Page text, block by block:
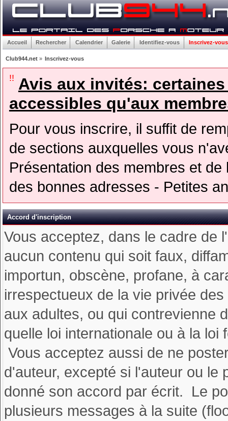
Accueil Rechercher Calendrier Galerie Identifiez-vous Inscrivez-vous
Club944.net» Inscrivez-vous
!! Avis aux invités:
accessibles qu'aux
Pour vous inscrire, il suffit de
de sections auxquelles vous
Présentation des membres et
des bonnes adresses - Petites
Accord d'inscription
Vous acceptez, dans le cadre de
aucun contenu qui soit faux,
importun, obscène, profane, à
irrespectueux de la vie privée
aux adultes, ou qui contrevienne
quelle loi internationale ou à la
Vous acceptez aussi de ne
d'auteur, excepté si l'auteur ou le
donné son accord par écrit. Le
plusieurs messages à la suite